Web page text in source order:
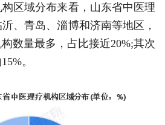
区域分布来看，山东省中医理
、青岛、淄博和济南等地区，
数量最多，占比接近20%;其次
。